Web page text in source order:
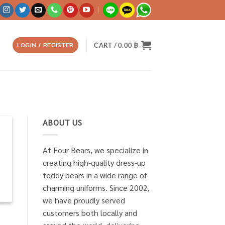
LOGIN / REGISTER CART /0.00 ฿
ABOUT US
At Four Bears, we specialize in
creating high-quality dress-up
teddy bears in a wide range of
charming uniforms. Since 2002,
we have proudly served
customers both locally and